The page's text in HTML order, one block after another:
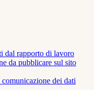
dal rapporto di lavoro
da pubblicare sul sito
dei dati